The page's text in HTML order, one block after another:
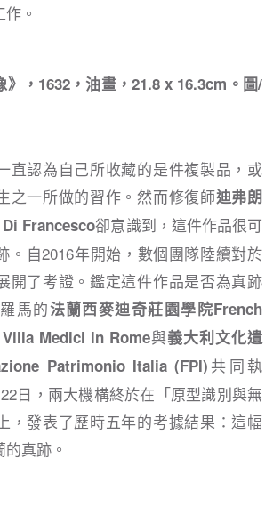
。
》，1632，油畫，21.8 x 16.3cm。圖/
直認為自己所收藏的是件複製品，或
之一所做的習作。然而修復師迪弗朗
Francesco卻意識到，這件作品很可
。自2016年開始，數個團隊陸續對於
開了考證。鑑定這件作品是否為真跡
馬的法蘭西麥迪奇莊園學院French
Medici in Rome與義大利文化遺
Patrimonio Italia (FPI)共同執
日，兩大機構終於在「原型識別與無
，發表了歷時五年的考據結果：這幅
真跡。